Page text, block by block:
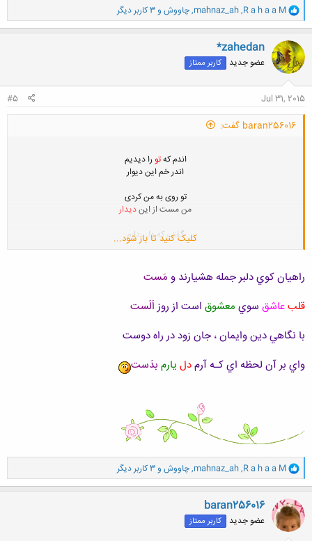
و
ا
ک
ن
ش
ه
ا
R a h a a M
,
mahnaz_ah
,چاووش و 3 کاربر دیگر
*zahedan
عضو جدید کاربر ممتاز
Jul 31, 2015
#5
baran256016 گفت:
اندم کهتورا دیدیم
اندر خم این دیوار
تو روی به من کردی
من مست از ایندیدار
گفتی که دلی دارم
سرگشته ز کوی
یار
عاشق شده این بیمار.
من مست از این گفتار
گفتی که زنمبوسه
منشرم زده بسیار
کلیک کنید تا باز شود...
راهيان کوي دلبر جمله هشيارند و مَست
قلبعاشق سوي معشوق است از روز اَلَست
با نگاهي دين وايمان ، جان رَود در راه دوست
واي بر آن لحظه اي کـه آرمدل يارم بدَست
و
ا
ک
ن
ش
ه
ا
R a h a a M
,
mahnaz_ah
,چاووش و 3 کاربر دیگر
baran256016
عضو جدید کاربر ممتاز